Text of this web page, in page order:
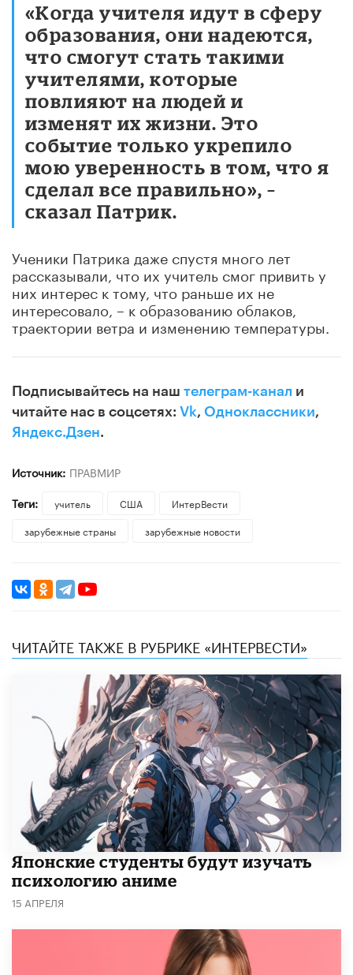
«Когда учителя идут в сферу
образования, они надеются,
что смогут стать такими
учителями, которые
повлияют на людей и
изменят их жизни. Это
событие только укрепило
мою уверенность в том, что я
сделал все правильно», –
сказал Патрик.
Ученики Патрика даже спустя много лет
рассказывали, что их учитель смог привить у
них интерес к тому, что раньше их не
интересовало, – к образованию облаков,
траектории ветра и изменению температуры.
Подписывайтесь на наш телеграм-канал и
читайте нас в соцсетях: Vk, Одноклассники,
Яндекс.Дзен.
Источник: ПРАВМИР
Теги:
учитель США
ИнтерВести
зарубежные страны
зарубежные новости
ЧИТАЙТЕ ТАКЖЕ В РУБРИКЕ «ИНТЕРВЕСТИ»
Японские студенты будут изучать
психологию аниме
15 АПРЕЛЯ